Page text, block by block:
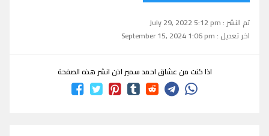
تم النشر : July 29, 2022 5:12 pm
اخر تعديل : September 15, 2024 1:06 pm
اذا كنت من عشاق احمد سمير اذن انشر هذه الصفحة